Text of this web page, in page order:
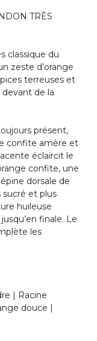
TRÈS
classique du
zeste d’orange
terreuses et
devant de la
présent,
confite amère et
éclaircit le
confite, une
dorsale de
et plus
huileuse
finale. Le
les
| Racine
douce |